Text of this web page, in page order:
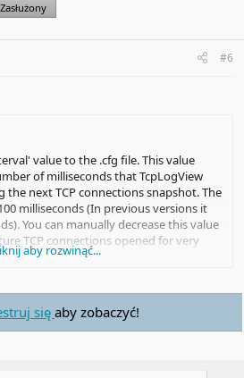
Zasłużony
#6
value to the .cfg file. This value
of milliseconds that TcpLogView
the next TCP connections snapshot. The
milliseconds (In previous versions it
You can manually decrease this value
TCP connections opened for very
aby rozwinąć...
sięaby zobaczyć!